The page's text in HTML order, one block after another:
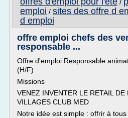
/
emploi / sites des offre d
d emploi
offre emploi chefs des
responsable ...
Offre d'emploi Responsable
(H/F)
Missions
VENEZ INVENTER LE RETAIL DE
VILLAGES CLUB MED
Notre idée est simple : offrir à